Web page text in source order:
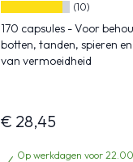
(10)
170 capsules - Voor
botten, tanden, spieren
van vermoeidheid
€ 28,45
Op werkdagen voor